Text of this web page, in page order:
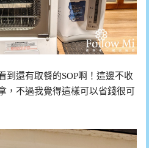
到還有取餐的SOP啊！這邊不收
，不過我覺得這樣可以省錢很可